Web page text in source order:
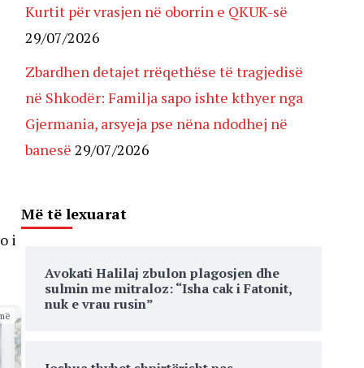
i
Kurtit për vrasjen në oborrin e QKUK-së
29/07/2026
Zbardhen detajet rrëqethëse të tragjedisë
në Shkodër: Familja sapo ishte kthyer nga
Gjermania, arsyeja pse nëna ndodhej në
banesë 29/07/2026
Më të lexuarat
Avokati Halilaj zbulon plagosjen dhe
sulmin me mitraloz: “Isha cak i Fatonit,
nuk e vrau rusin”